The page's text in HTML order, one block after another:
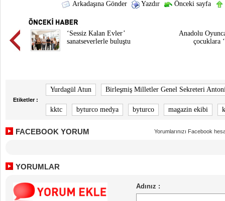
Arkadaşına Gönder Yazdır Önceki sayfa
‘Sessiz Kalan Evler’
sanatseverlerle buluştu
Anadolu
çocuklara
Etiketler :
Yurdagül Atun Birleşmiş Milletler Genel Sekreteri
kktc byturco medya byturco magazin ekibi
FACEBOOK YORUM Yorumlarınızı Facebook
YORUMLAR